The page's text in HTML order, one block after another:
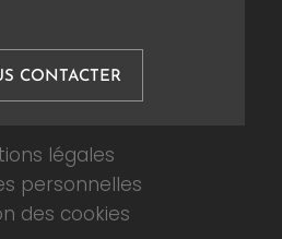
CONTACTER
légales
personnelles
des cookies